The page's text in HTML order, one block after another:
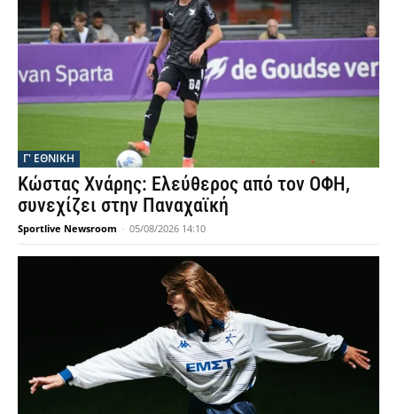
Γ' ΕΘΝΙΚΗ
Κώστας Χνάρης: Ελεύθερος από τον ΟΦΗ,
συνεχίζει στην Παναχαϊκή
Sportlive Newsroom - 05/08/2026 14:10